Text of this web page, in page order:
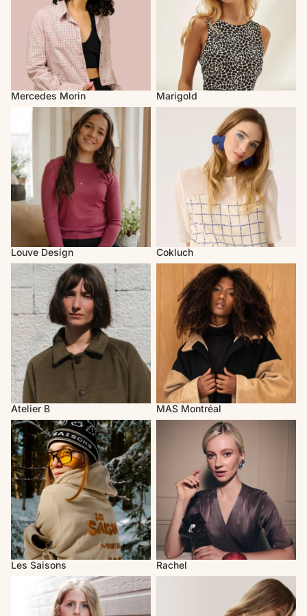
Mercedes Morin
Marigold
Louve Design
Louve Design
Cokluch
Atelier B
Atelier B
MAS Montréal
MAS Montréal
Les Saisons
Les Saisons
Rachel
Valérie C. Design